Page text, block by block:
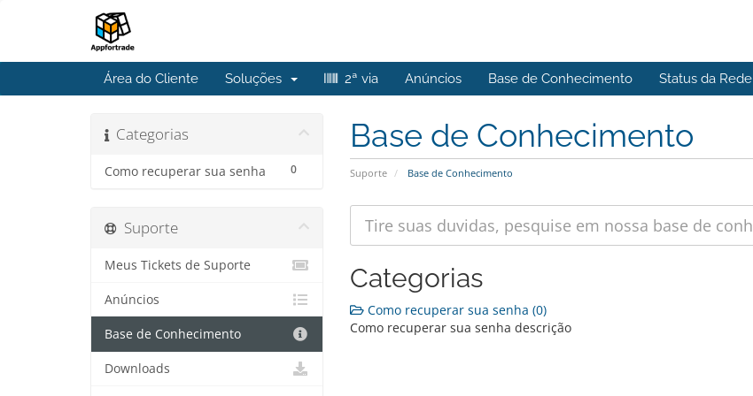
Área do Cliente Soluções 2ª via Anúncios Base de Conhecimento Status da Rede
Base de Conhecimento
Suporte Base de Conhecimento
Categorias
0
Como recuperar sua senha
Categorias
Como recuperar sua senha (0)
Como recuperar sua senha descrição
Suporte
Meus Tickets de Suporte
Anúncios
Base de Conhecimento
Downloads